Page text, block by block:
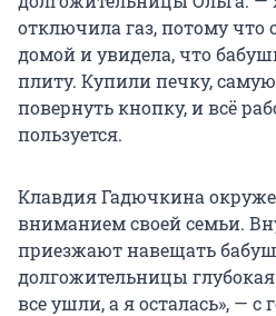
отключила газ, потому
домой и увидела, что
плиту. Купили печку,
повернуть кнопку, и всё
пользуется.
Клавдия Гадючкина
вниманием своей семьи.
приезжают навещать
долгожительницы глубокая
все ушли, а я осталась», — с